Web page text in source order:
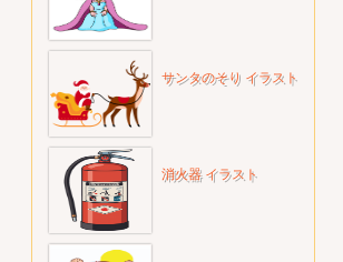
サンタのそり イラスト
消火器 イラスト